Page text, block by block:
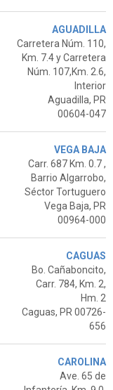
AGUADILLA
Carretera Núm. 110,
Km. 7.4 y Carretera
Núm. 107,Km. 2.6,
Interior
Aguadilla, PR
00604-047
VEGA BAJA
Carr. 687 Km. 0.7 ,
Barrio Algarrobo,
Séctor Tortuguero
Vega Baja, PR
00964-000
CAGUAS
Bo. Cañaboncito,
Carr. 784, Km. 2,
Hm. 2
Caguas, PR 00726-
656
CAROLINA
Ave. 65 de